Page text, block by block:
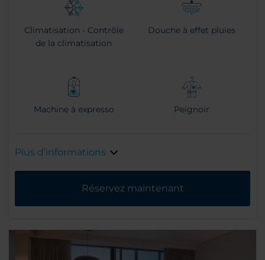
Climatisation - Contrôle
de la climatisation
Douche à effet pluies
Machine à expresso Peignoir
Plus d’informations
Réservez maintenant